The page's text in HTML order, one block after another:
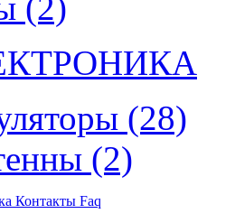
(28)
(2)
Контакты Faq